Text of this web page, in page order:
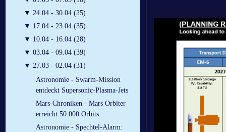
▼ 24.04 - 30.04 (25)
▼ 17.04 - 23.04 (35)
▼ 10.04 - 16.04 (28)
▼ 03.04 - 09.04 (39)
▼ 27.03 - 02.04 (31)
Astronomie - Swarm-Mission
entdeckt Supersonic-Plasma-Jets
Mars-Chroniken - Mars Orbiter
erreicht 50.000 Orbits
Astronomie - Spechtel-Alarm: